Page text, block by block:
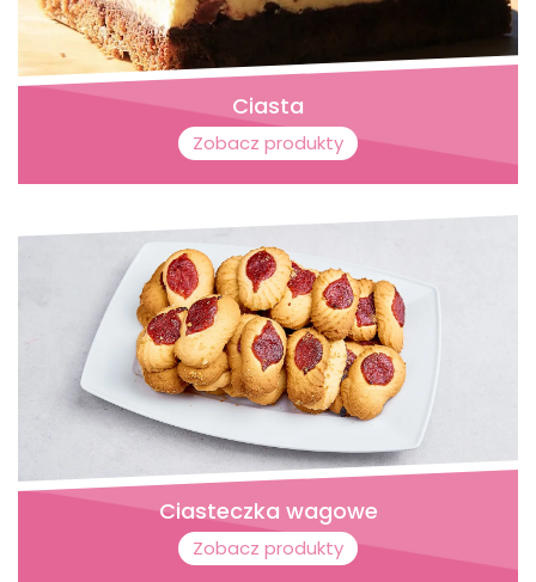
Ciasta
Zobacz produkty
Ciasteczka wagowe
Zobacz produkty